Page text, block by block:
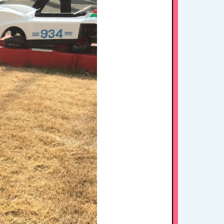
HOME
ちの思い・教育方針
1日のスケジュール
年間行事
施設紹介・園概要